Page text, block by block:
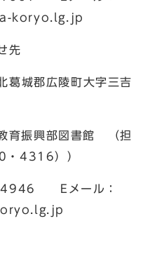
koryo.lg.jp
先
城郡広陵町大字三吉
育振興部図書館 （担
・4316））
4946 Eメール：